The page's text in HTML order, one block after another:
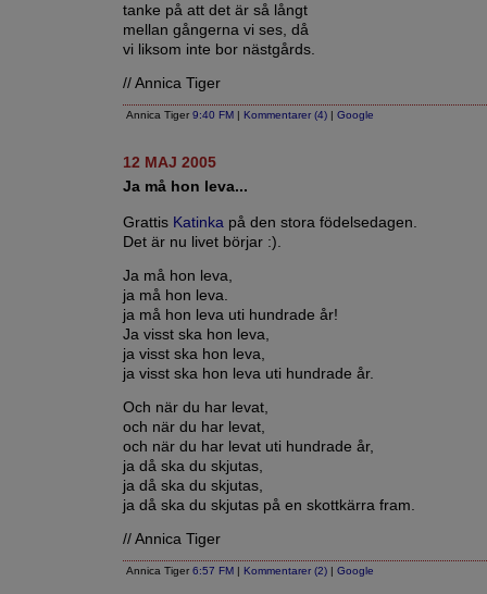
tanke på att det är så långt
mellan gångerna vi ses, då
vi liksom inte bor nästgårds.
// Annica Tiger
Annica Tiger 9:40 FM | Kommentarer (4) | Google
12 MAJ 2005
Ja må hon leva...
Grattis Katinka på den stora födelsedagen.
Det är nu livet börjar :).
Ja må hon leva,
ja må hon leva.
ja må hon leva uti hundrade år!
Ja visst ska hon leva,
ja visst ska hon leva,
ja visst ska hon leva uti hundrade år.
Och när du har levat,
och när du har levat,
och när du har levat uti hundrade år,
ja då ska du skjutas,
ja då ska du skjutas,
ja då ska du skjutas på en skottkärra fram.
// Annica Tiger
Annica Tiger 6:57 FM | Kommentarer (2) | Google